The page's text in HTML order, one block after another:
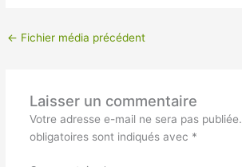
← Fichier média précédent
Laisser un commentaire
Votre adresse e-mail ne sera pas publiée.
obligatoires sont indiqués avec *